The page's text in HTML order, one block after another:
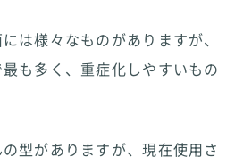
は様々なものがありますが、
も多く、重症化しやすいもの
型がありますが、現在使用さ